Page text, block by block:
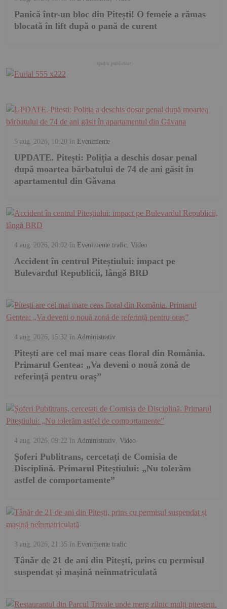
Panică într-un bloc din Pitești! O femeie a rămas
blocată în lift după o pană de curent
5 aug. 2026, 10:20 în Evenimente
UPDATE. Pitești: Poliția a deschis dosar penal
după moartea bărbatului de 74 de ani găsit în
apartamentul din Găvana
4 aug. 2026, 20:02 în Evenimente trafic Video
Accident în centrul Piteștiului: impact pe
Bulevardul Republicii, lângă BRD
4 aug. 2026, 15:32 în Administrativ
Pitești are cel mai mare ceas floral din România.
Primarul Gentea: „Va deveni o nouă zonă de
referință pentru oraș”
4 aug. 2026, 09:22 în Administrativ, Video
Șoferi Publitrans, cercetați de Comisia de
Disciplină. Primarul Piteștiului: „Nu tolerăm
astfel de comportamente”
3 aug. 2026, 21:35 în Evenimente trafic
Tânăr de 21 de ani din Pitești, prins cu permisul
suspendat și mașină neînmatriculată